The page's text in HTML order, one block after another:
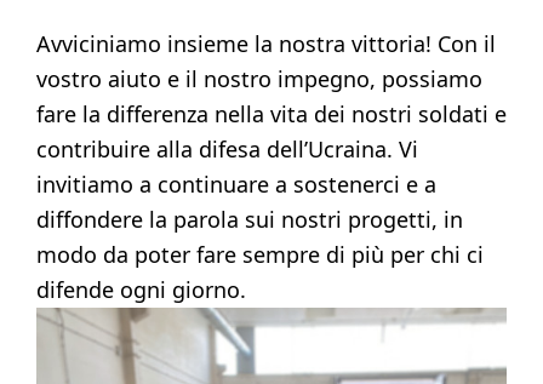
Avviciniamo insieme la nostra vittoria! Con il
vostro aiuto e il nostro impegno, possiamo
fare la differenza nella vita dei nostri soldati e
contribuire alla difesa dell’Ucraina. Vi
invitiamo a continuare a sostenerci e a
diffondere la parola sui nostri progetti, in
modo da poter fare sempre di più per chi ci
difende ogni giorno.